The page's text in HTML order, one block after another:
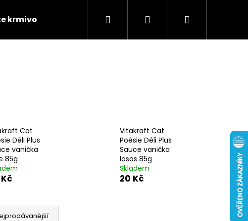
krmivo Chovatelské potřeby Novinky
Hledat PřihlášeníNákupní
Cat
Déli Plus
vanička
85g
Vitakraft Cat
Poésie Déli Plus
Sauce vanička
losos 85g
Skladem
20 Kč